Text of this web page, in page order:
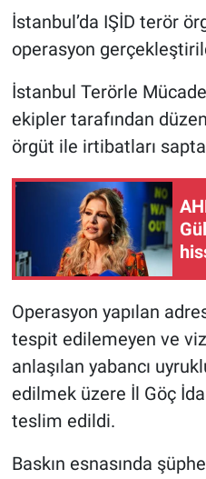
İstanbul’da IŞİD terör
operasyon
İstanbul Terörle
ekipler tarafından
örgüt ile irtibatları
Operasyon yapılan
tespit edilemeyen ve
anlaşılan yabancı
edilmek üzere İl Göç
teslim edildi.
Baskın esnasında
Gündem Özel
Günün görüntüsü
Haber
İlan
Kimdir
Koronavirüs
Kültür Sanat
Ne demişti
Nedir
Popüler